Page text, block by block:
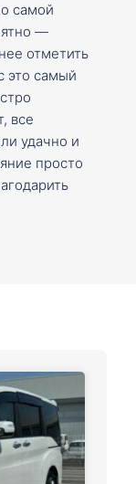
самой
—
отметить
это самый
все
удачно и
просто